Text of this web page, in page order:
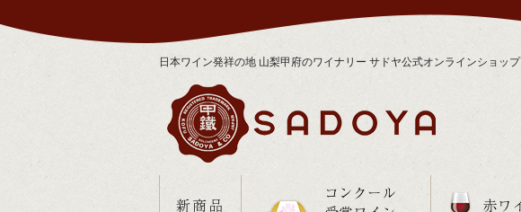
日本ワイン発祥の地 山梨甲府のワイナリー サドヤ公式オンラインショップ